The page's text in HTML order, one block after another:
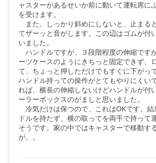
ャスターがあるせいか前に動いて運転席に
を受けます。
また、しっかり斜めにしないと、止まる
てザーッと音がします。この辺はゴムが付
いました。
ハンドルですが、３段階程度の伸縮です
ーツケースのようにきちっと固定できず、
て、ちょっと押しただけでもすぐに下がっ
ハンドル持っての操作がとてもやりにくい
れば、横長の伸縮しないけどハンドルが付
ーラーボックスのがましと思いました。
冷気だけは保つので、これはOKです。結
ドルを持たず、横の取ってを両手で持って
そうです。家の中ではキャスターで移動す
が。。